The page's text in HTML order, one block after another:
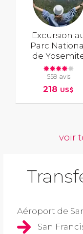
Excursion
Parc
de
559 avis
218 US$
voir
Aéroport de
San